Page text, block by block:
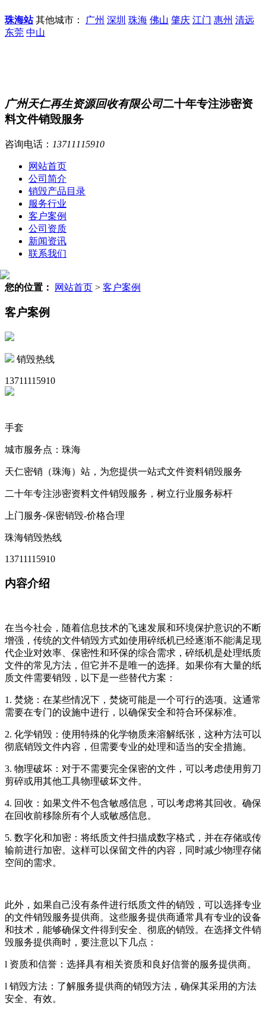
珠海站其他城市： 广州 深圳 珠海 佛山 肇庆 江门 惠州 清远
东莞 中山
广州天仁再生资源回收有限公司二十年专注涉密资
料文件销毁服务
咨询电话： 13711115910
网站首页
公司简介
销毁产品目录
服务行业
客户案例
公司资质
新闻资讯
联系我们
您的位置： 网站首页 > 客户案例
客户案例
销毁热线
13711115910
手套
城市服务点：珠海
天仁密销（珠海）站，为您提供一站式文件资料销毁服务
二十年专注涉密资料文件销毁服务，树立行业服务标杆
上门服务-保密销毁-价格合理
珠海销毁热线
13711115910
内容介绍
在当今社会，随着信息技术的飞速发展和环境保护意识的不断
增强，传统的文件销毁方式如使用碎纸机已经逐渐不能满足现
代企业对效率、保密性和环保的综合需求，碎纸机是处理纸质
文件的常见方法，但它并不是唯一的选择。如果你有大量的纸
质文件需要销毁，以下是一些替代方案：
1. 焚烧：在某些情况下，焚烧可能是一个可行的选项。这通常
需要在专门的设施中进行，以确保安全和符合环保标准。
2. 化学销毁：使用特殊的化学物质来溶解纸张，这种方法可以
彻底销毁文件内容，但需要专业的处理和适当的安全措施。
3. 物理破坏：对于不需要完全保密的文件，可以考虑使用剪刀
剪碎或用其他工具物理破坏文件。
4. 回收：如果文件不包含敏感信息，可以考虑将其回收。确保
在回收前移除所有个人或敏感信息。
5. 数字化和加密：将纸质文件扫描成数字格式，并在存储或传
输前进行加密。这样可以保留文件的内容，同时减少物理存储
空间的需求。
此外，如果自己没有条件进行纸质文件的销毁，可以选择专业
的文件销毁服务提供商。这些服务提供商通常具有专业的设备
和技术，能够确保文件得到安全、彻底的销毁。在选择文件销
毁服务提供商时，要注意以下几点：
l 资质和信誉：选择具有相关资质和良好信誉的服务提供商。
l 销毁方法：了解服务提供商的销毁方法，确保其采用的方法
安全、有效。